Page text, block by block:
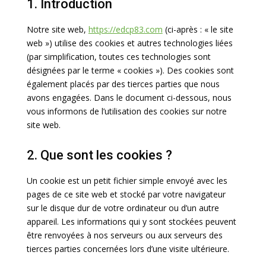
1. Introduction
Notre site web, https://edcp83.com (ci-après : « le site
web ») utilise des cookies et autres technologies liées
(par simplification, toutes ces technologies sont
désignées par le terme « cookies »). Des cookies sont
également placés par des tierces parties que nous
avons engagées. Dans le document ci-dessous, nous
vous informons de l’utilisation des cookies sur notre
site web.
2. Que sont les cookies ?
Un cookie est un petit fichier simple envoyé avec les
pages de ce site web et stocké par votre navigateur
sur le disque dur de votre ordinateur ou d’un autre
appareil. Les informations qui y sont stockées peuvent
être renvoyées à nos serveurs ou aux serveurs des
tierces parties concernées lors d’une visite ultérieure.